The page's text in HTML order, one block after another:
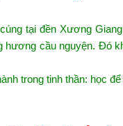
tại đền Xương
cầu nguyện. Đó
trong tinh thần: học